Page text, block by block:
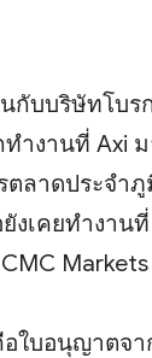
นกับบริษัทโบ
ำงานที่ Axi
ตลาดประจำ
งเคยทำงาน
อใบอนุญาตจ